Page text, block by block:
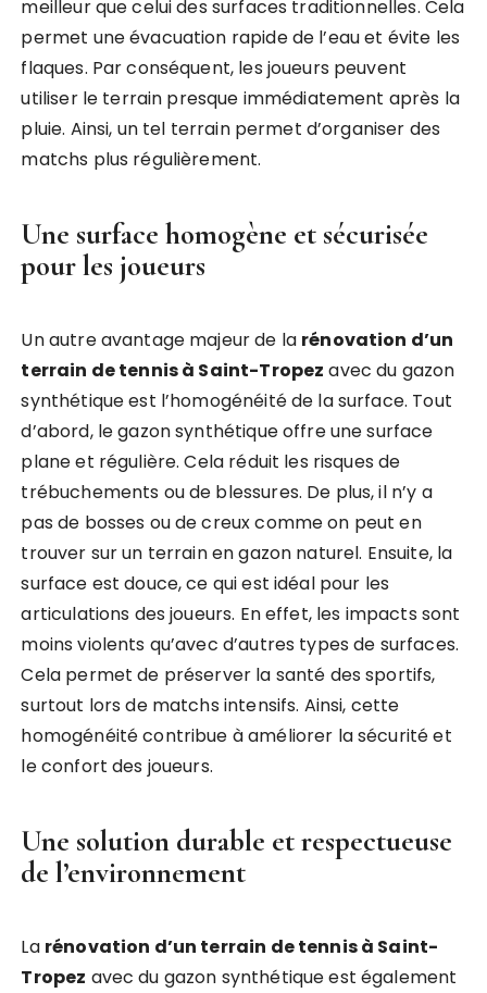
meilleur que celui des surfaces traditionnelles. Cela
permet une évacuation rapide de l’eau et évite les
flaques. Par conséquent, les joueurs peuvent
utiliser le terrain presque immédiatement après la
pluie. Ainsi, un tel terrain permet d’organiser des
matchs plus régulièrement.
Une surface homogène et sécurisée
pour les joueurs
Un autre avantage majeur de la rénovation d’un
terrain de tennis à Saint-Tropez avec du gazon
synthétique est l’homogénéité de la surface. Tout
d’abord, le gazon synthétique offre une surface
plane et régulière. Cela réduit les risques de
trébuchements ou de blessures. De plus, il n’y a
pas de bosses ou de creux comme on peut en
trouver sur un terrain en gazon naturel. Ensuite, la
surface est douce, ce qui est idéal pour les
articulations des joueurs. En effet, les impacts sont
moins violents qu’avec d’autres types de surfaces.
Cela permet de préserver la santé des sportifs,
surtout lors de matchs intensifs. Ainsi, cette
homogénéité contribue à améliorer la sécurité et
le confort des joueurs.
Une solution durable et respectueuse
de l’environnement
La rénovation d’un terrain de tennis à Saint-
Tropez avec du gazon synthétique est également